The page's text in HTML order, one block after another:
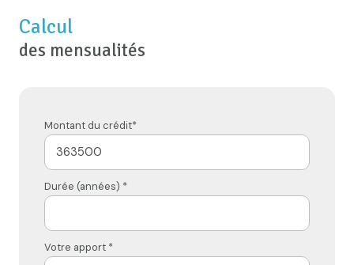
Calcul
des mensualités
Montant du crédit*
Durée (années) *
Votre apport *